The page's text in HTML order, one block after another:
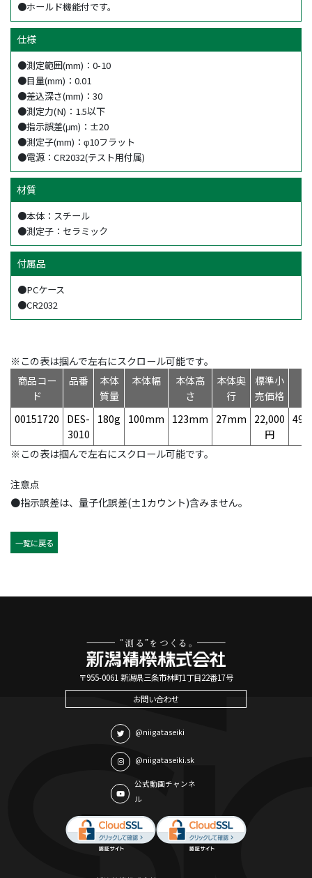
●ホールド機能付です。
仕様
●測定範囲(mm)：0-10
●目量(mm)：0.01
●差込深さ(mm)：30
●測定力(N)：1.5以下
●指示誤差(μm)：±20
●測定子(mm)：φ10フラット
●電源：CR2032(テスト用付属)
材質
●本体：スチール
●測定子：セラミック
付属品
●PCケース
●CR2032
※この表は掴んで左右にスクロール可能です。
商品コー
ド
品番
本体
質量
本体幅
本体高
さ
本体奥
行
標準小
売価格
00151720
DES-
3010
180g 100mm 123mm 27mm
22,000
円
※この表は掴んで左右にスクロール可能です。
注意点
●指示誤差は、量子化誤差(±1カウント)含みません。
一覧に戻る
〒955-0061 新潟県三条市林町1丁目22番17号
お問い合わせ
@niigataseiki
@niigataseiki.sk
公式動画チャンネ
ル